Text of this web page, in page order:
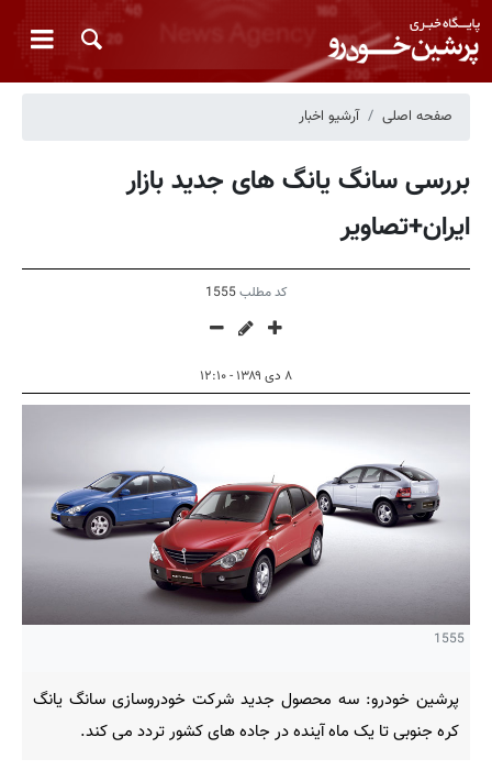
صفحه اصلی آرشیو اخبار
بررسی سانگ یانگ های جدید بازار
ایران+تصاویر
کد مطلب1555
۸ دی ۱۳۸۹ - ۱۲:۱۰
1555
پرشین خودرو: سه محصول جدید شرکت خودروسازی سانگ یانگ
کره جنوبی تا یک ماه آینده در جاده های کشور تردد می کند.